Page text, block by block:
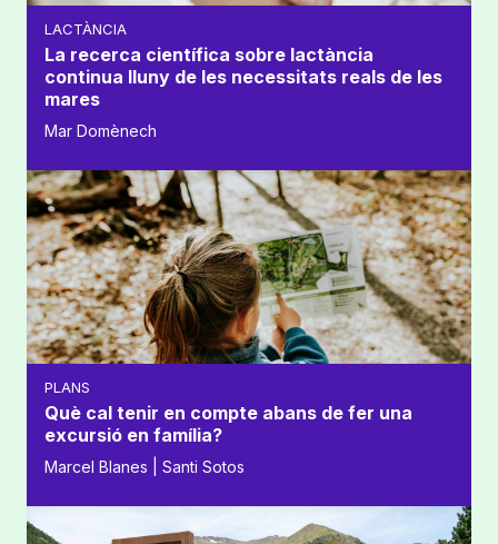
LACTÀNCIA
La recerca científica sobre lactància
continua lluny de les necessitats reals de les
mares
Mar Domènech
PLANS
Què cal tenir en compte abans de fer una
excursió en família?
Marcel Blanes | Santi Sotos